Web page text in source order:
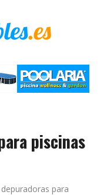
piscinas
para